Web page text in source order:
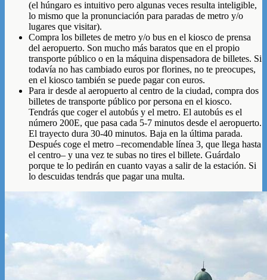
(el húngaro es intuitivo pero algunas veces resulta inteligible,
lo mismo que la pronunciación para paradas de metro y/o
lugares que visitar).
Compra los billetes de metro y/o bus en el kiosco de prensa
del aeropuerto. Son mucho más baratos que en el propio
transporte público o en la máquina dispensadora de billetes. Si
todavía no has cambiado euros por florines, no te preocupes,
en el kiosco también se puede pagar con euros.
Para ir desde al aeropuerto al centro de la ciudad, compra dos
billetes de transporte público por persona en el kiosco.
Tendrás que coger el autobús y el metro. El autobús es el
número 200E, que pasa cada 5-7 minutos desde el aeropuerto.
El trayecto dura 30-40 minutos. Baja en la última parada.
Después coge el metro –recomendable línea 3, que llega hasta
el centro– y una vez te subas no tires el billete. Guárdalo
porque te lo pedirán en cuanto vayas a salir de la estación. Si
lo descuidas tendrás que pagar una multa.